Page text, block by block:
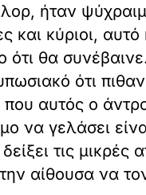
ήταν
και κύριοι, αυτό
ότι θα
ότι
που αυτός ο
να γελάσει
τις μικρές
αίθουσα να